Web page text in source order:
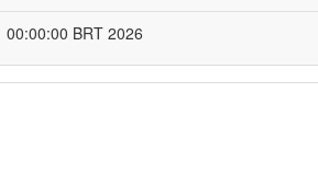
BRT 2026